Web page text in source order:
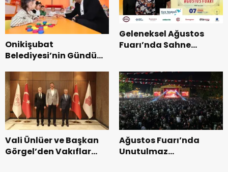
Onikişubat
Belediyesi’nin Gündüz
dönemin ön kayıtları
başladı.
Geleneksel Ağustos
Fuarı’nda Sahne
Vali Ünlüer ve Başkan
Görgel’den Vakıflar
Ağustos Fuarı’nda
Unutulmaz